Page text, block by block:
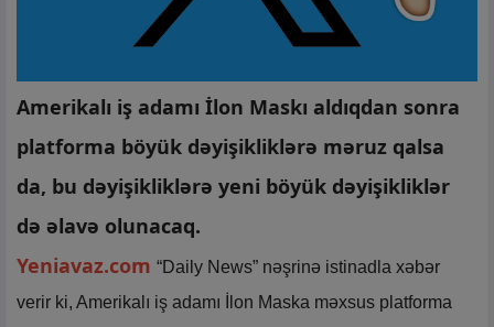
Amerikalı iş adamı İlon Maskı aldıqdan sonra
platforma böyük dəyişikliklərə məruz qalsa
da, bu dəyişikliklərə yeni böyük dəyişikliklər
də əlavə olunacaq.
Yeniavaz.com “Daily News” nəşrinə istinadla xəbər
verir ki, Amerikalı iş adamı İlon Maska məxsus platforma